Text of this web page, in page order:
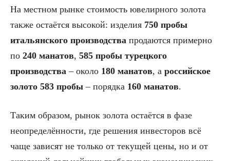
На местном рынке стоимость ювелирного золота
также остаётся высокой: изделия 750 пробы
итальянского производства продаются примерно
по 240 манатов, 585 пробы турецкого
производства – около 180 манатов, а российское
золото 583 пробы – порядка 160 манатов.
Таким образом, рынок золота остаётся в фазе
неопределённости, где решения инвесторов всё
чаще зависят не только от текущей цены, но и от